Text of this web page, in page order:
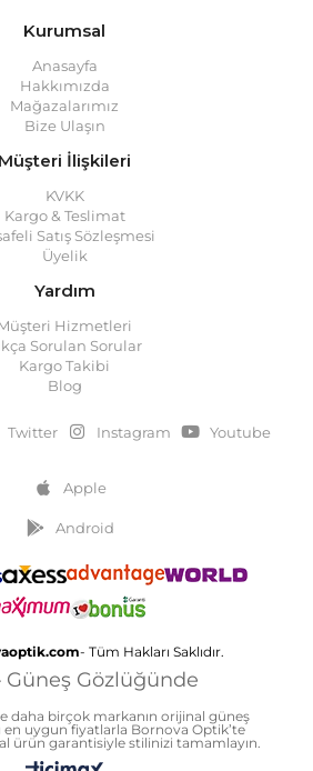
Kurumsal
Anasayfa
Hakkımızda
Mağazalarımız
Bize Ulaşın
Müşteri İlişkileri
KVKK
Kargo & Teslimat
Satış Sözleşmesi
Üyelik
Yardım
Hizmetleri
Sorulan Sorular
Kargo Takibi
Blog
Twitter Instagram Youtube
Apple
Android
- Tüm Hakları Saklıdır.
Gözlüğünde
daha birçok markanın orijinal güneş
en uygun fiyatlarla Bornova Optik’te
ürün garantisiyle stilinizi tamamlayın.